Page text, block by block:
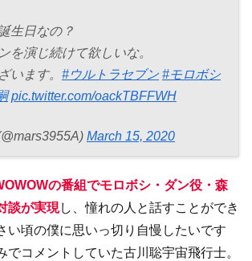
生日なの？
を演じ続けて欲しいな。
います。 #ウルトラセブン #モロボシ
pic.twitter.com/oackTBFFWH
March 15, 2020
の番組でモロボシ・ダン役・森
談が実現し、憧れの人と話すことができ
い頃の僕に思いっ切り自慢したいです
でコメントしていた古川聡宇宙飛行士。